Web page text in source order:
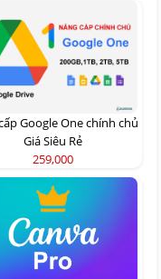
Google One chính chủ
Giá Siêu Rẻ
259,000